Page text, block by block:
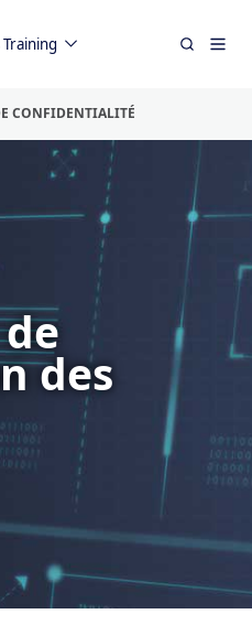
Training
CONFIDENTIALITÉ
des